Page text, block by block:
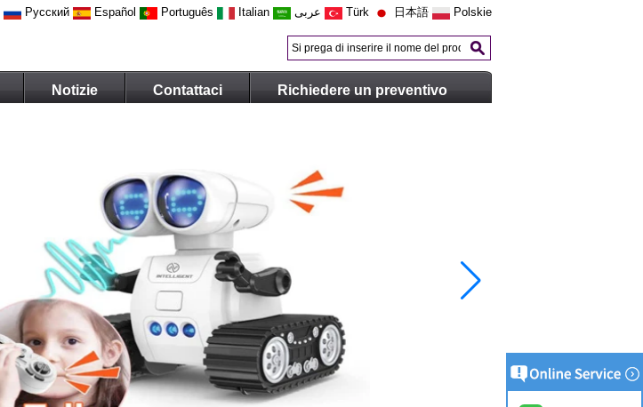
Русский Español Português Italian عربى Türk 日本語 Polskie
Notizie Contattaci Richiedere un preventivo